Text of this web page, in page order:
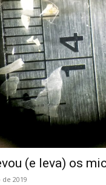
(e leva) os
2019